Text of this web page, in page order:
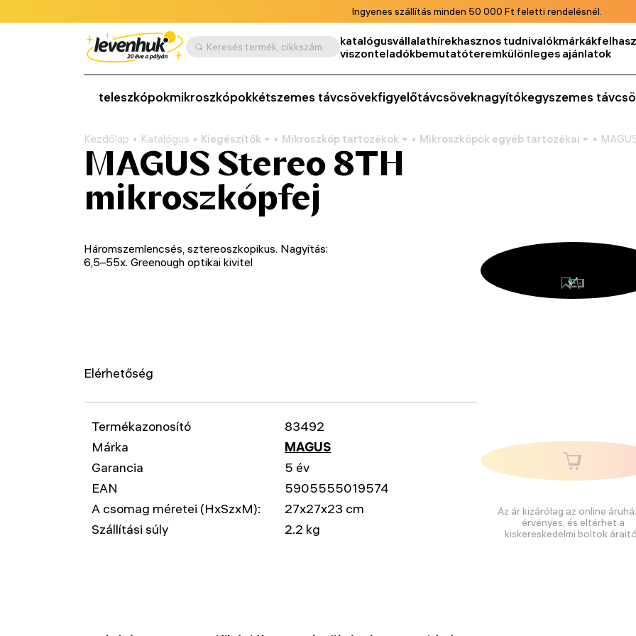
Ingyenes szállítás minden 50 000 Ft feletti rendelésnél.
Keresés termék, cikkszám, kategória stb. szerint katalógusvállalathírekhasznos tudnivalókmárkák
viszonteladókbemutatóteremkülönleges ajánlatok
teleszkópokmikroszkópokkétszemes távcsövekfigyelőtávcsöveknagyítókegyszemes
Kezdőlap Katalógus Kiegészítők Mikroszkóp tartozékok Mikroszkópok egyéb tartozékai
MAGUS Stereo 8TH
mikroszkópfej
Az ár kizárólag az online
érvényes, és eltérhet a
kiskereskedelmi boltok
Háromszemlencsés, sztereoszkopikus. Nagyítás:
6,5–55x. Greenough optikai kivitel
Elérhetőség
Termékazonosító
83492
Márka
MAGUS
Garancia
5 év
EAN
5905555019574
A csomag méretei (HxSzxM):
27x27x23 cm
Szállítási súly
2.2 kg